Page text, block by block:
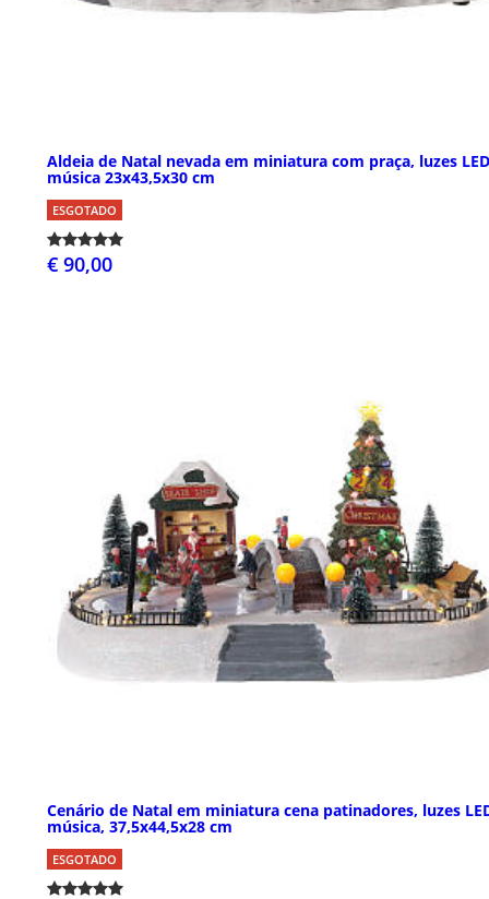
Aldeia de Natal nevada em miniatura com praça, luzes
música 23x43,5x30 cm
ESGOTADO
€ 90,00
Cenário de Natal em miniatura cena patinadores, luzes
música, 37,5x44,5x28 cm
ESGOTADO